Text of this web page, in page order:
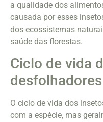
a qualidade dos
causada por esses
dos ecossistemas
saúde das florestas.
Ciclo de vida
desfolhadores
O ciclo de vida dos
com a espécie, mas